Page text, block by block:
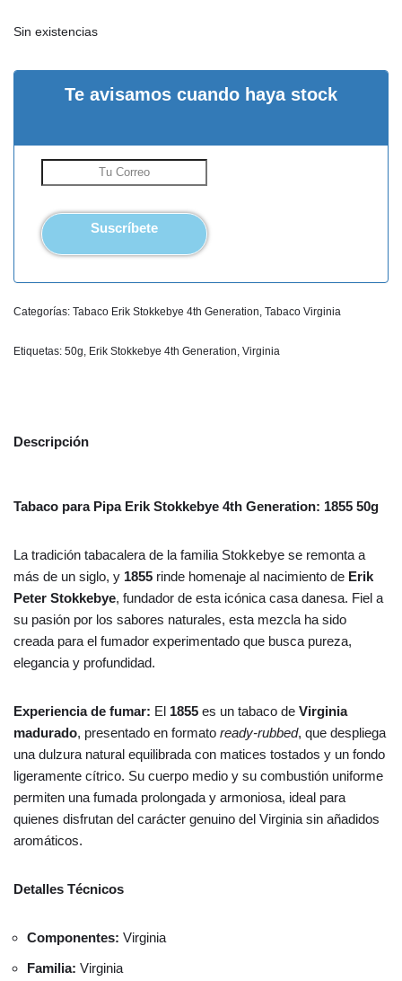
Sin existencias
Te avisamos cuando haya stock
Suscríbete
Categorías: Tabaco Erik Stokkebye 4th Generation Tabaco Virginia
Etiquetas: 50g Erik Stokkebye 4th Generation Virginia
Descripción
Tabaco para Pipa Erik Stokkebye 4th Generation: 1855 50g
La tradición tabacalera de la familia Stokkebye se remonta a
más de un siglo, y 1855 rinde homenaje al nacimiento de Erik
Peter Stokkebye, fundador de esta icónica casa danesa. Fiel a
su pasión por los sabores naturales, esta mezcla ha sido
creada para el fumador experimentado que busca pureza,
elegancia y profundidad.
Experiencia de fumar: El 1855 es un tabaco de Virginia
madurado, presentado en formato ready-rubbed, que despliega
una dulzura natural equilibrada con matices tostados y un fondo
ligeramente cítrico. Su cuerpo medio y su combustión uniforme
permiten una fumada prolongada y armoniosa, ideal para
quienes disfrutan del carácter genuino del Virginia sin añadidos
aromáticos.
Detalles Técnicos
Componentes: Virginia
Familia: Virginia